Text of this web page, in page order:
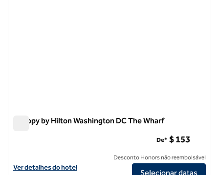
Canopy by Hilton Washington DC The Wharf
Exibir detalhes do hotel Canopy by Hilton Washington DC The Wharf
Ver detalhes do hotel
De* $ 153
Desconto Honors não reembolsável
Selecionar datas